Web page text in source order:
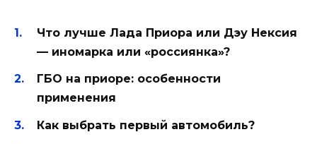
Что лучше Лада Приора или Дэу Нексия
— иномарка или «россиянка»?
ГБО на приоре: особенности
применения
Как выбрать первый автомобиль?